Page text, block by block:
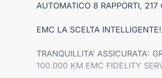
AUTOMATICO 8 RAPPORTI,
EMC LA SCELTA
TRANQUILLITA’ ASSICURATA:
100.000 KM EMC FIDELITY